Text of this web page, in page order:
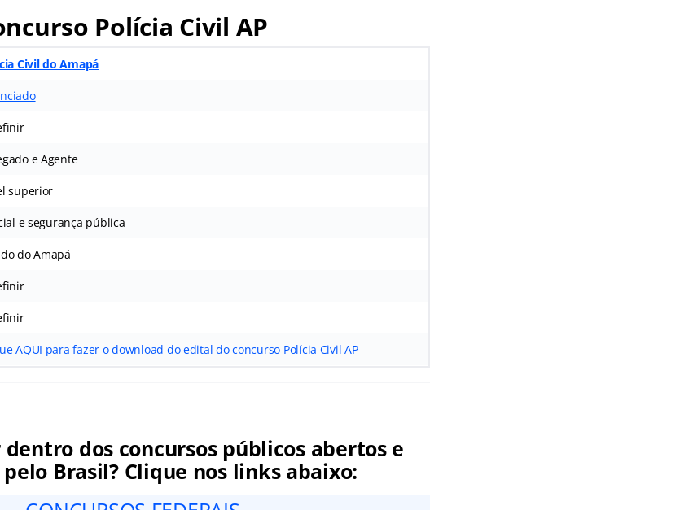
Polícia Civil AP
Civil do Amapá
e Agente
superior
e segurança pública
do Amapá
AQUI para fazer o download do edital do concurso Polícia Civil AP
dos concursos públicos abertos e
Brasil? Clique nos links abaixo: